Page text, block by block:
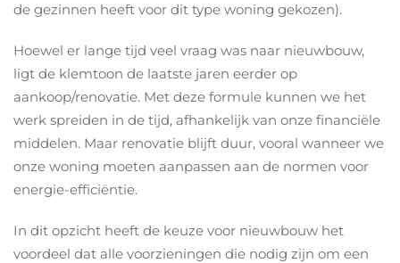
de gezinnen heeft voor dit type woning gekozen).
Hoewel er lange tijd veel vraag was naar nieuwbouw,
ligt de klemtoon de laatste jaren eerder op
aankoop/renovatie. Met deze formule kunnen we het
werk spreiden in de tijd, afhankelijk van onze financiële
middelen. Maar renovatie blijft duur, vooral wanneer we
onze woning moeten aanpassen aan de normen voor
energie-efficiëntie.
In dit opzicht heeft de keuze voor nieuwbouw het
voordeel dat alle voorzieningen die nodig zijn om een